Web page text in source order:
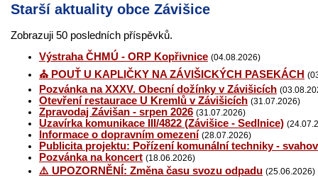
Starší aktuality obce Závišice
Zobrazuji 50 posledních příspěvků.
Výstraha ČHMÚ - ORP Kopřivnice (04.08.2026)
⛪ POUŤ U KAPLIČKY NA ZÁVIŠICKÝCH PASEKÁCH
Pozvánka na XXXV. Obecní dožínky v Závišicích
Otevření restaurace U Kremlů v Závišicích (31.07.2026)
Zpravodaj Závišan - srpen 2026 (31.07.2026)
Uzavírka komunikace III/4822 (Závišice - Sedlnice)
Informace o dopravním omezení (28.07.2026)
Publicita projektu: Pořízení komunální techniky -
Pozvánka na koncert (18.06.2026)
⚠️ UPOZORNĚNÍ: Změna času svozu odpadu (25.06.2026)